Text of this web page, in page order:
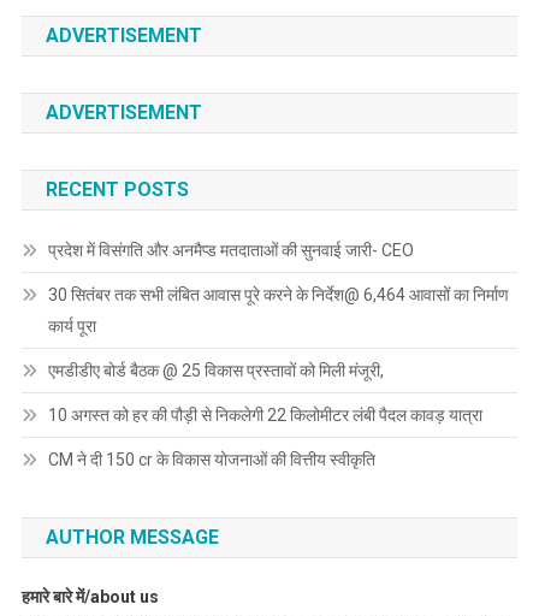
ADVERTISEMENT
ADVERTISEMENT
RECENT POSTS
प्रदेश में विसंगति और अनमैप्ड मतदाताओं की सुनवाई जारी- CEO
30 सितंबर तक सभी लंबित आवास पूरे करने के निर्देश@ 6,464 आवासों का निर्माण
कार्य पूरा
एमडीडीए बोर्ड बैठक @ 25 विकास प्रस्तावों को मिली मंजूरी,
10 अगस्त को हर की पौड़ी से निकलेगी 22 किलोमीटर लंबी पैदल कावड़ यात्रा
CM ने दी 150 cr के विकास योजनाओं की वित्तीय स्वीकृति
AUTHOR MESSAGE
हमारे बारे में/about us